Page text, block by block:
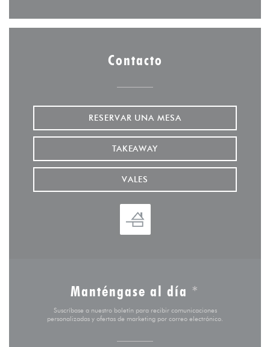
Contacto
RESERVAR UNA MESA
TAKEAWAY
VALES
Manténgase al día *
Suscríbase a nuestro boletín para recibir comunicaciones
personalizadas y ofertas de marketing por correo electrónico.